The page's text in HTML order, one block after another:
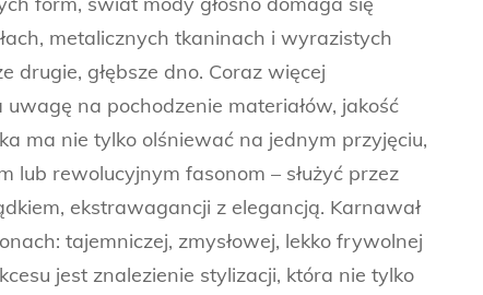
metalicznych tkaninach i wyrazistych
drugie, głębsze dno. Coraz więcej
na pochodzenie materiałów, jakość
ma nie tylko olśniewać na jednym przyjęciu,
lub rewolucyjnym fasonom – służyć przez
ekstrawagancji z elegancją. Karnawał
tajemniczej, zmysłowej, lekko frywolnej
jest znalezienie stylizacji, która nie tylko